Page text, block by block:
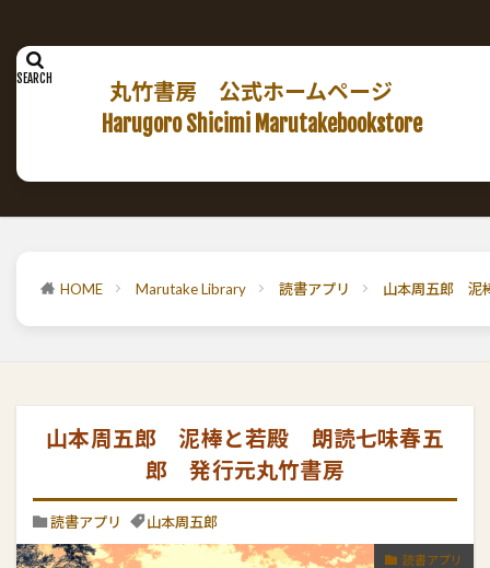
丸竹書房 公式ホームページ
Harugoro Shicimi Marutakebookstore
HOME Marutake Library 読書アプリ 山本周五郎 泥
山本周五郎 泥棒と若殿 朗読七味春五
郎 発行元丸竹書房
読書アプリ 山本周五郎
読書アプリ